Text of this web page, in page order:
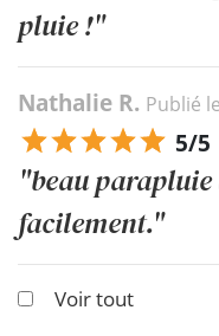
pluie !"
Nathalie R. Publié
5/5
"beau parapluie
facilement."
Voir tout